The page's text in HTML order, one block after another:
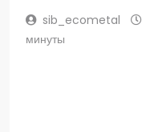
sib_ecometal
минуты